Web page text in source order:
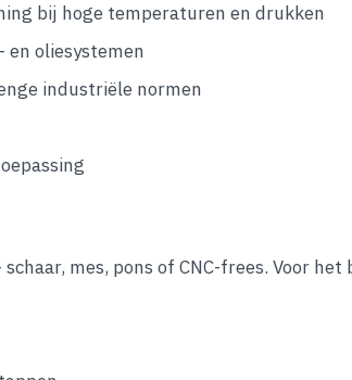
bij hoge temperaturen en drukken
en oliesystemen
industriële normen
mes, pons of CNC-frees. Voor